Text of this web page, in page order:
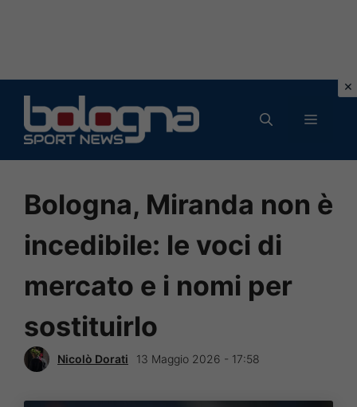
contenuto
MENU
Bologna, Miranda non è
incedibile: le voci di
mercato e i nomi per
sostituirlo
Nicolò Dorati 13 Maggio 2026 - 17:58